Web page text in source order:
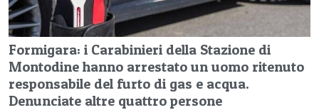
Formigara: i Carabinieri della Stazione di
Montodine hanno arrestato un uomo ritenuto
responsabile del furto di gas e acqua.
Denunciate altre quattro persone